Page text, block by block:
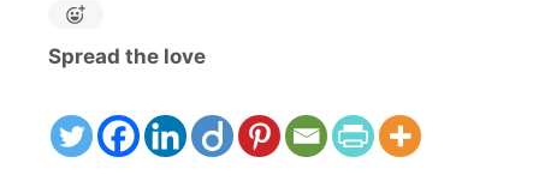
Spread the love